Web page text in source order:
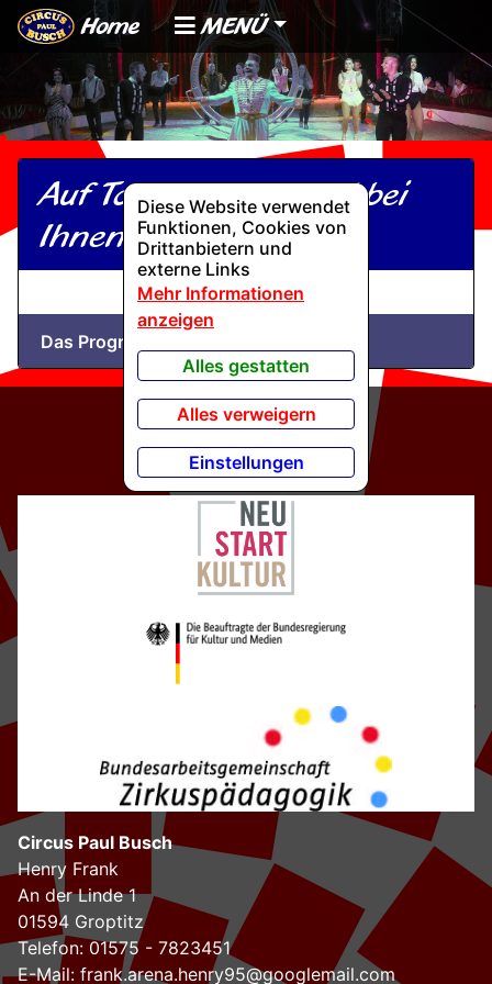
Home MENÜ
Diese Website verwendet
Funktionen, Cookies von
Drittanbietern und
externe Links
Mehr Informationen
anzeigen
Alles gestatten
Alles verweigern
Einstellungen
Auf Tournee und bald bei
Ihnen
Das Programm des Circus Paul Busch
Wir werden gefördert von:
Circus Paul Busch
Henry Frank
An der Linde 1
01594 Groptitz
Telefon: 01575 - 7823451
E-Mail: frank.arena.henry95@googlemail.com